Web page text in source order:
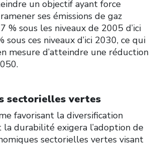
un objectif ayant force
ses émissions de gaz
% sous les niveaux de 2005 d’ici
sous ces niveaux d’ici 2030, ce qui
mesure d’atteindre une réduction
sectorielles vertes
favorisant la diversification
la durabilité exigera l’adoption de
sectorielles vertes visant